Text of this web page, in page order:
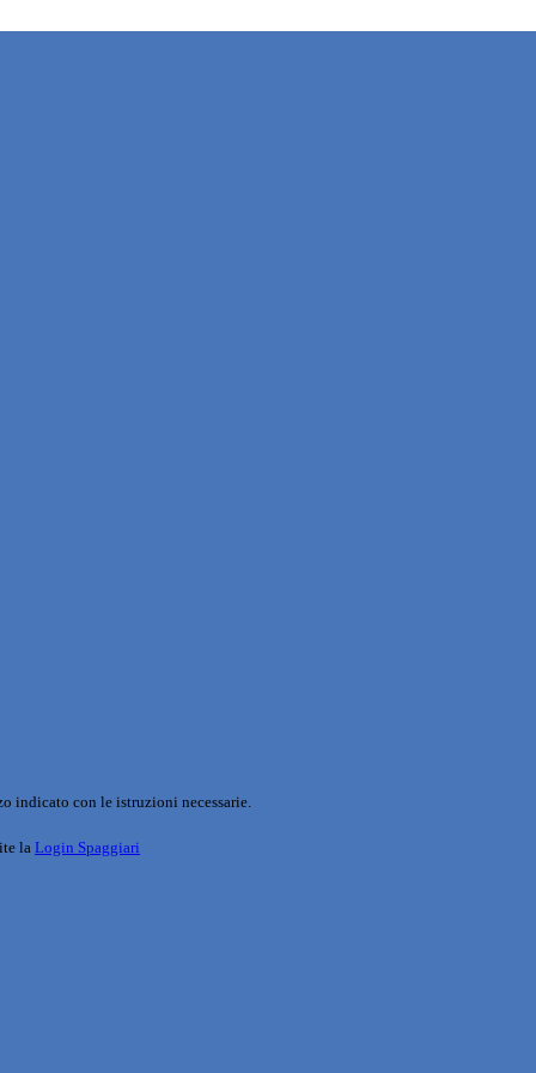
indicato con le istruzioni necessarie.
la Login Spaggiari